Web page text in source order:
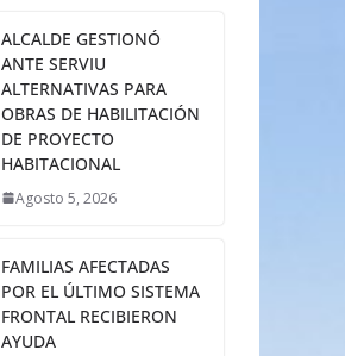
ALCALDE GESTIONÓ
ANTE SERVIU
ALTERNATIVAS PARA
OBRAS DE HABILITACIÓN
DE PROYECTO
HABITACIONAL
Agosto 5, 2026
FAMILIAS AFECTADAS
POR EL ÚLTIMO SISTEMA
FRONTAL RECIBIERON
AYUDA